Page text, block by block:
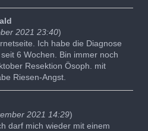
2021 23:40)
Ich habe die Diagnose
6 Wochen. Bin immer noch
Resektion Ösoph. mit
Riesen-Angst.
2021 14:29)
darf mich wieder mit einem